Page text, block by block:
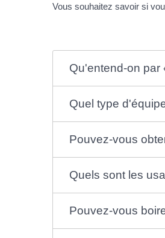
Vous souhaitez savoir si
Qu'entend-on par
Quel type
Pouvez-vous
Quels sont les
Pouvez-vous